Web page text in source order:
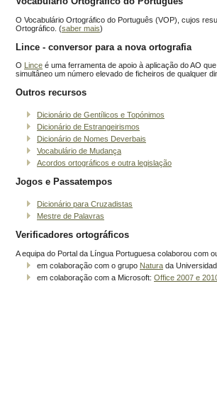
O Vocabulário Ortográfico do Português (VOP), cujos
Ortográfico. (saber mais)
Lince - conversor para a nova ortografia
O Lince é uma ferramenta de apoio à aplicação do AO
simultâneo um número elevado de ficheiros de qualquer
Outros recursos
Dicionário de Gentílicos e Topónimos
Dicionário de Estrangeirismos
Dicionário de Nomes Deverbais
Vocabulário de Mudança
Acordos ortográficos e outra legislação
Jogos e Passatempos
Dicionário para Cruzadistas
Mestre de Palavras
Verificadores ortográficos
A equipa do Portal da Língua Portuguesa colaborou com
em colaboração com o grupo Natura da
em colaboração com a Microsoft: Office 2007 e